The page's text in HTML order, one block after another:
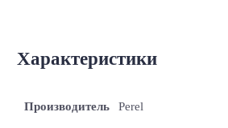
Характеристики
Производитель Perel